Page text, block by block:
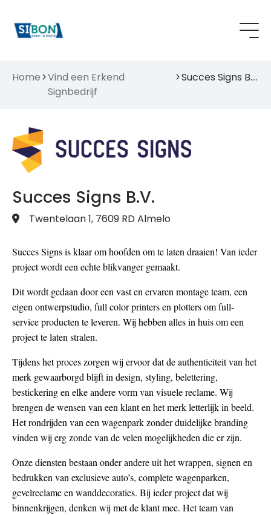
Home Vind een Erkend
Signbedrijf
Succes Signs B.V.
Succes Signs B.V.
Twentelaan 1, 7609 RD Almelo
Succes Signs is klaar om hoofden om te laten draaien! Van ieder
project wordt een echte blikvanger gemaakt.
Dit wordt gedaan door een vast en ervaren montage team, een
eigen ontwerpstudio, full color printers en plotters om full-
service producten te leveren. Wij hebben alles in huis om een
project te laten stralen.
Tijdens het proces zorgen wij ervoor dat de authenticiteit van het
merk gewaarborgd blijft in design, styling, belettering,
bestickering en elke andere vorm van visuele reclame. Wij
brengen de wensen van een klant en het merk letterlijk in beeld.
Het rondrijden van een wagenpark zonder duidelijke branding
vinden wij erg zonde van de velen mogelijkheden die er zijn.
Onze diensten bestaan onder andere uit het wrappen, signen en
bedrukken van exclusieve auto’s, complete wagenparken,
gevelreclame en wanddecoraties. Bij ieder project dat wij
binnenkrijgen, denken wij met de klant mee. Het team van